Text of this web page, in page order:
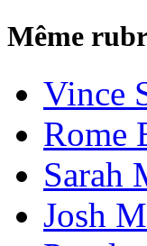
Même
Vince
Rome
Sarah
Josh